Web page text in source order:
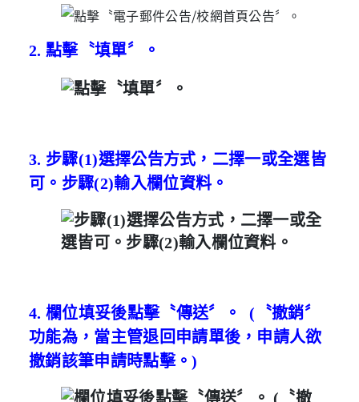
2. 點擊〝填單〞。
3. 步驟(1)選擇公告方式，二擇一或全選皆
可。 步驟(2)輸入欄位資料。
4. 欄位填妥後點擊〝傳送〞。 ( 〝撤銷〞
功能為，當主管退回申請單後，申請人欲
撤銷該筆申請時點擊。)